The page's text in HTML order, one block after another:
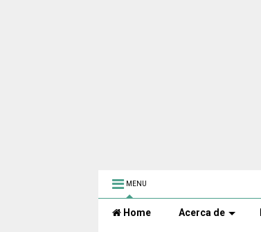
MENU
Home Acerca de